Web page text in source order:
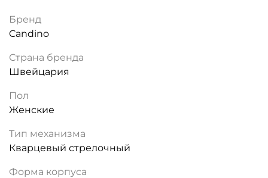
Бренд
Candino
Страна бренда
Швейцария
Пол
Женские
Тип механизма
Кварцевый стрелочный
Форма корпуса